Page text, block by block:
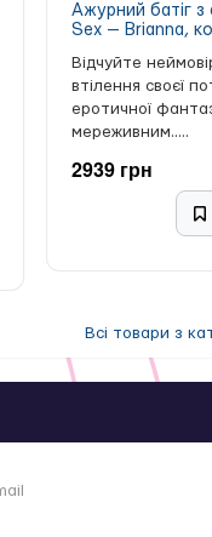
Ажурний батіг
Sex — Brianna,
Відчуйте
втілення своєї
еротичної
мереживним.....
2939 грн
Всі товари з